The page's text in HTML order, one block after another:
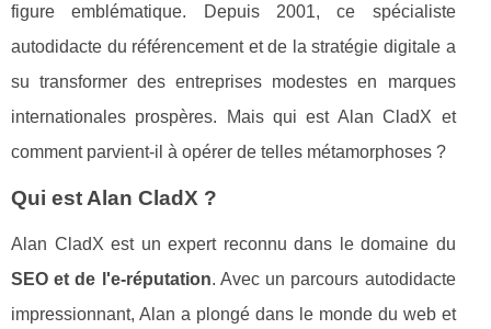
figure emblématique. Depuis 2001, ce spécialiste
autodidacte du référencement et de la stratégie digitale a
su transformer des entreprises modestes en marques
internationales prospères. Mais qui est Alan CladX et
comment parvient-il à opérer de telles métamorphoses ?
Qui est Alan CladX ?
Alan CladX est un expert reconnu dans le domaine du
SEO et de l'e-réputation. Avec un parcours autodidacte
impressionnant, Alan a plongé dans le monde du web et